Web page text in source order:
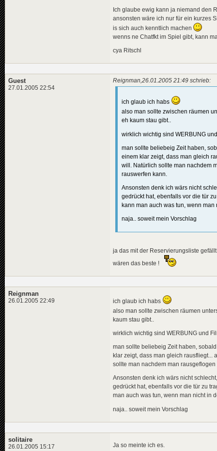
Ich glaube ewig kann ja niemand den
ansonsten wäre ich nur für ein kurzes
is sich auch kenntlich machen
wenns ne Chatfkt im Spiel gibt, kann
cya Ritschl
Guest
27.01.2005 22:54
Reignman,26.01.2005 21:49 schrieb:
ich glaub ich habs
also man sollte zwischen räumen
eh kaum stau gibt..
wirklich wichtig sind WERBUNG
man sollte beliebeig Zeit haben,
einem klar zeigt, dass man gleich
will. Natürlich sollte man nachdem
rauswerfen kann.
Ansonsten denk ich wärs nicht
gedrückt hat, ebenfalls vor die tür
kann man auch was tun, wenn
naja.. soweit mein Vorschlag
ja das mit der Reservierungsliste
wären das beste !
Reignman
26.01.2005 22:49
ich glaub ich habs
also man sollte zwischen räumen
kaum stau gibt..
wirklich wichtig sind WERBUNG und
man sollte beliebeig Zeit haben,
klar zeigt, dass man gleich
sollte man nachdem man
Ansonsten denk ich wärs nicht
gedrückt hat, ebenfalls vor die tür zu
man auch was tun, wenn man nicht in
naja.. soweit mein Vorschlag
solitaire
26.01.2005 15:17
Ja so meinte ich es.